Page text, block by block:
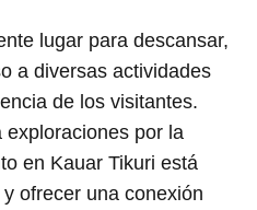
lugar para descansar,
a diversas actividades
de los visitantes.
exploraciones por la
en Kauar Tikuri está
ofrecer una conexión